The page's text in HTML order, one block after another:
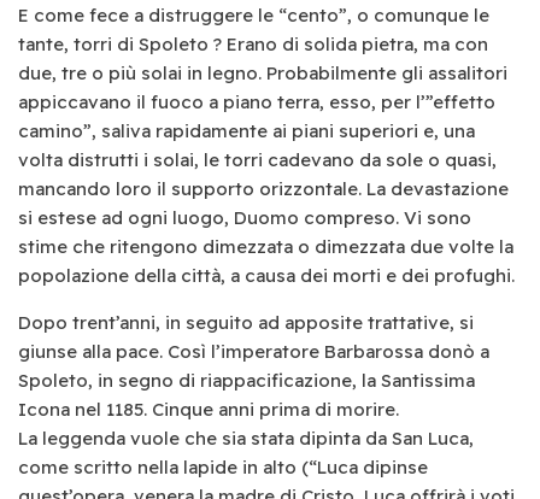
E come fece a distruggere le “cento”, o comunque le
tante, torri di Spoleto ? Erano di solida pietra, ma con
due, tre o più solai in legno. Probabilmente gli assalitori
appiccavano il fuoco a piano terra, esso, per l’”effetto
camino”, saliva rapidamente ai piani superiori e, una
volta distrutti i solai, le torri cadevano da sole o quasi,
mancando loro il supporto orizzontale. La devastazione
si estese ad ogni luogo, Duomo compreso. Vi sono
stime che ritengono dimezzata o dimezzata due volte la
popolazione della città, a causa dei morti e dei profughi.
Dopo trent’anni, in seguito ad apposite trattative, si
giunse alla pace. Così l’imperatore Barbarossa donò a
Spoleto, in segno di riappacificazione, la Santissima
Icona nel 1185. Cinque anni prima di morire.
La leggenda vuole che sia stata dipinta da San Luca,
come scritto nella lapide in alto (“Luca dipinse